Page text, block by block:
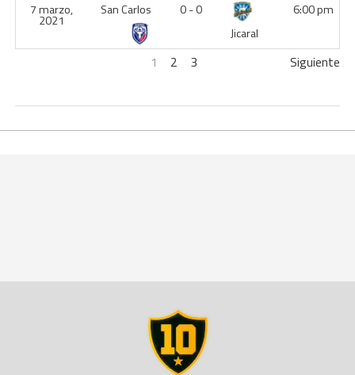
7 marzo,
2021
San Carlos
0 - 0
Jicaral
6:00 pm
1 2 3 Siguiente